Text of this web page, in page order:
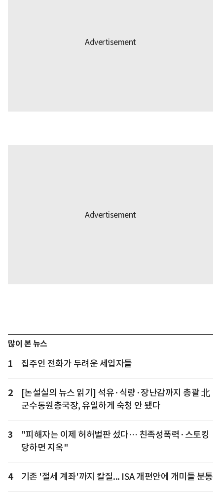
많이 본 뉴스
1 집주인 전화가 두려운 세입자들
2
[논설실의 뉴스 읽기] 석유·식량·장난감까지 총괄 北
군수동원총국장, 유일하게 숙청 안 됐다
3
"피해자는 이제 허허벌판 섰다… 친족성폭력·스토킹
당하면 지옥"
4 기존 '절세 계좌'까지 칼질... ISA 개편안에 개미들 분통